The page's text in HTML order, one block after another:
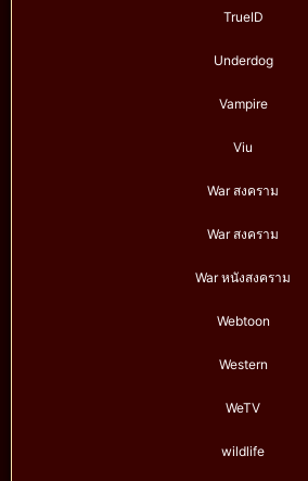
TrueID
Underdog
Vampire
Viu
War สงคราม
War สงคราม
War หนังสงคราม
Webtoon
Western
WeTV
wildlife